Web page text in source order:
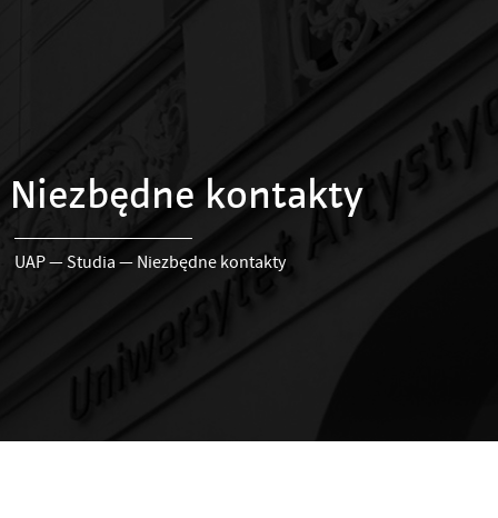
Niezbędne kontakty
UAP—Studia — Niezbędne kontakty